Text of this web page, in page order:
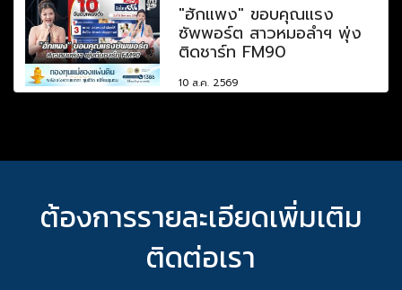
"ฮักแพง" ขอบคุณแรง
ซัพพอร์ต สาวหมอลำฯ พุ่ง
ติดชาร์ท FM90
10 ส.ค. 2569
ต้องการรายละเอียดเพิ่มเติม
ติดต่อเรา